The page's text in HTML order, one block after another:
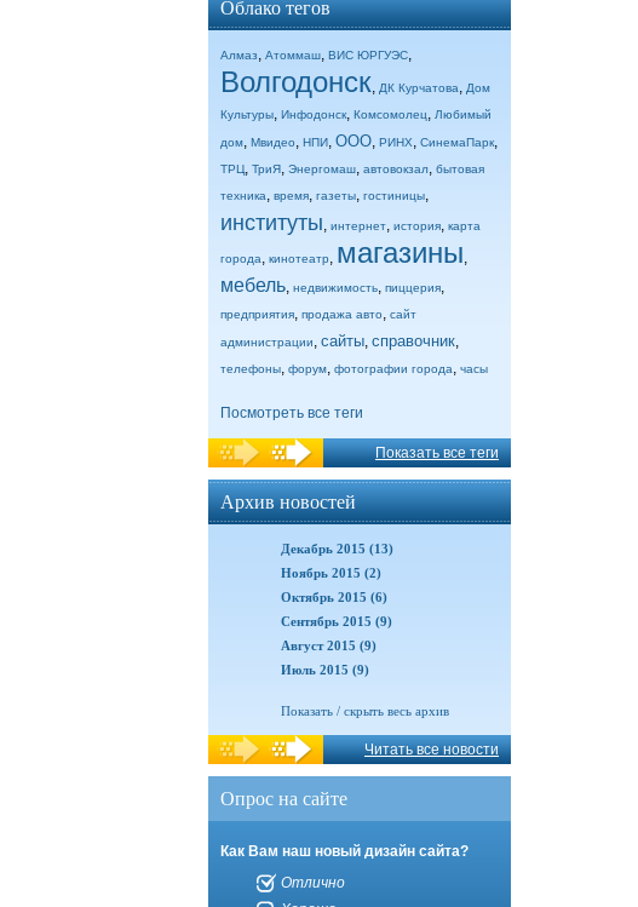
Облако тегов
Алмаз, Атоммаш, ВИС ЮРГУЭС,
Волгодонск, ДК Курчатова, Дом
Культуры, Инфодонск, Комсомолец, Любимый
дом, Мвидео, НПИ, ООО, РИНХ, СинемаПарк,
ТРЦ, ТриЯ, Энергомаш, автовокзал, бытовая
техника, время, газеты, гостиницы,
институты, интернет, история, карта
города, кинотеатр, магазины,
мебель, недвижимость, пиццерия,
предприятия, продажа авто, сайт
администрации, сайты, справочник,
телефоны, форум, фотографии города, часы
Посмотреть все теги
Показать все теги
Архив новостей
Декабрь 2015 (13)
Ноябрь 2015 (2)
Октябрь 2015 (6)
Сентябрь 2015 (9)
Август 2015 (9)
Июль 2015 (9)
Показать / скрыть весь архив
Читать все новости
Опрос на сайте
Как Вам наш новый дизайн сайта?
Отлично